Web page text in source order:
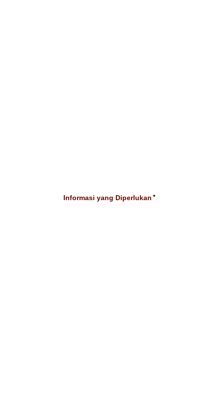
Informasi yang Diperlukan